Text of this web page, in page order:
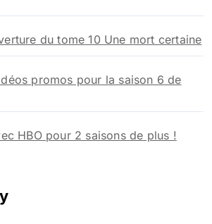
du tome 10 Une mort certaine
promos pour la saison 6 de
HBO pour 2 saisons de plus !